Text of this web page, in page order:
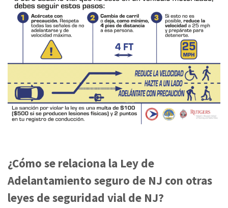
¿Cómo se relaciona la Ley de
Adelantamiento seguro de NJ con otras
leyes de seguridad vial de NJ?